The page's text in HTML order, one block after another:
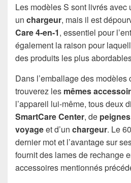
Les modèles S sont livrés avec
un chargeur, mais il est
Care 4-en-1, essentiel pour
également la raison pour
des produits les plus
Dans l’emballage des modèles
trouverez les mêmes
l’appareil lui-même, tous deux
SmartCare Center, de peignes
voyageet d’un chargeur. Le
dernier mot et l’avantage sur
fournit des lames de rechange
accessoires mentionnés